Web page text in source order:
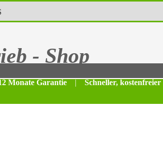
- Shop
Monate Garantie | Schneller, kostenfreier